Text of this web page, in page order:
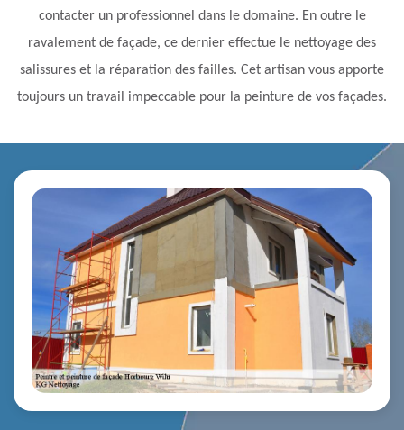
contacter un professionnel dans le domaine. En outre le
ravalement de façade, ce dernier effectue le nettoyage des
salissures et la réparation des failles. Cet artisan vous apporte
toujours un travail impeccable pour la peinture de vos façades.